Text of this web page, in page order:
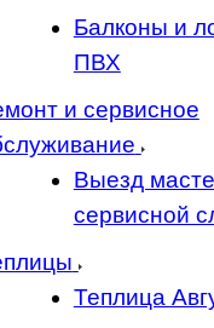
Балконы и
ПВХ
и сервисное
Выезд
сервисной
Теплица